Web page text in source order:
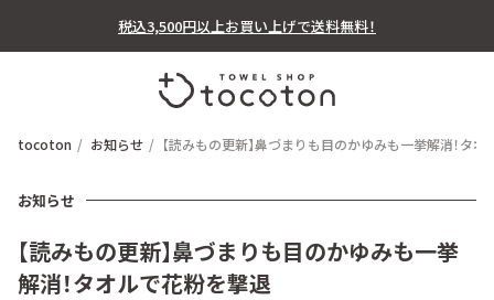
税込3,500円以上お買い上げで送料無料！
tocoton お知らせ 【読みもの更新】鼻づまりも目のかゆみも一挙解消！タ
お知らせ
【読みもの更新】鼻づまりも目のかゆみも一挙
解消！タオルで花粉を撃退